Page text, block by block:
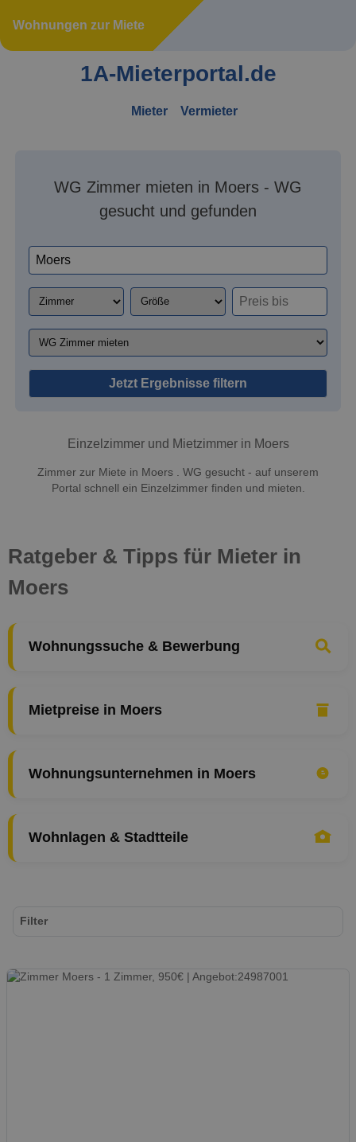
Wohnungen zur Miete
1A-Mieterportal.de
Mieter Vermieter
WG Zimmer mieten in Moers - WG
gesucht und gefunden
Jetzt Ergebnisse filtern
Einzelzimmer und Mietzimmer in Moers
Zimmer zur Miete in Moers . WG gesucht - auf unserem
Portal schnell ein Einzelzimmer finden und mieten.
Ratgeber & Tipps für Mieter in
Moers
Wohnungssuche & Bewerbung
Mietpreise in Moers
Wohnungsunternehmen in Moers
Wohnlagen & Stadtteile
Filter